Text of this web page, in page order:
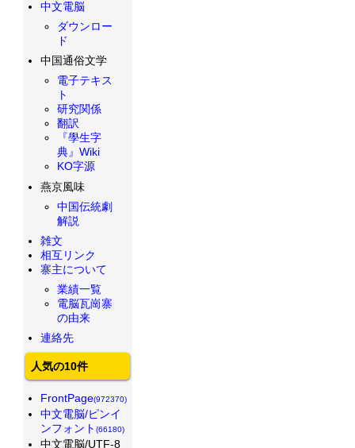
中文電脳
ダウンロー
ド
中国通俗文学
電子テキス
ト
研究関係
翻訳
『學生字
典』Wiki
KO字源
燕京風味
中国伝統劇
解説
雑文
相互リンク
寨主について
業績一覧
電脳瓦崗寨
の由来
連絡先
人気の10件
FrontPage(972370)
中文電脳/ピンイ
ンフォント (66180)
中文電脳/UTF-8